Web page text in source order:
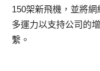
150架新飛機，並將
多運力以支持公司的
繫。